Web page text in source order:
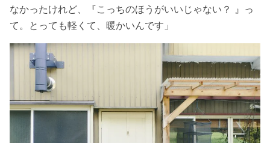
なかったけれど、『こっちのほうがいいじゃない？ 』っ
て。とっても軽くて、暖かいんです 」